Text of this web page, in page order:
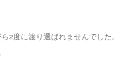
2度に渡り選ばれませんでした。